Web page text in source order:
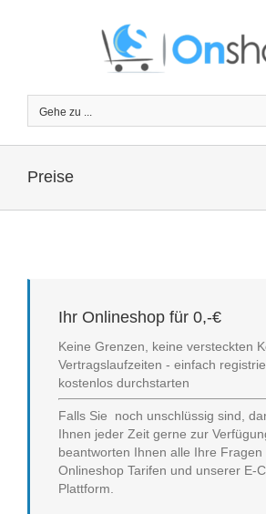
Gehe zu ...
Preise
Ihr Onlineshop für 0,-€
Keine Grenzen, keine versteckten
Vertragslaufzeiten - einfach
kostenlos durchstarten
Falls Sie noch unschlüssig sind,
Ihnen jeder Zeit gerne zur
beantworten Ihnen alle Ihre Fragen
Onlineshop Tarifen und unserer E-
Plattform.